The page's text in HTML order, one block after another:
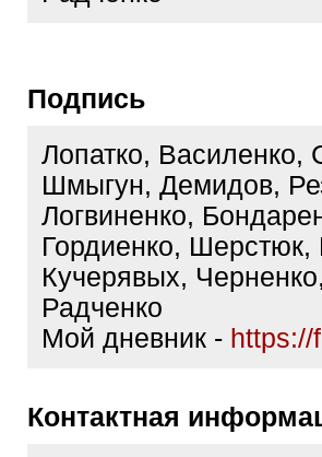
Подпись
Лопатко,
Шмыгун, Демидов,
Логвиненко,
Гордиенко, Шерстюк,
Кучерявых,
Радченко
Мой дневник -
Контактная